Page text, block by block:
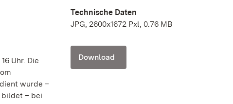
Uhr. Die
wurde –
bildet – bei
Technische Daten
JPG, 2600x1672 Pxl, 0.76 MB
Download